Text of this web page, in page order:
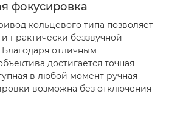
фокусировка
кольцевого типа позволяет
практически беззвучной
отличным
достигается точная
в любой момент ручная
возможна без отключения